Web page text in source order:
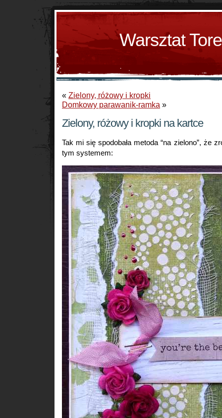
Warsztat
« Zielony, różowy i kropki
Domkowy parawanik-ramka »
Zielony, różowy i kropki na kartce
Tak mi się spodobała metoda “na zielono”, że
tym systemem: